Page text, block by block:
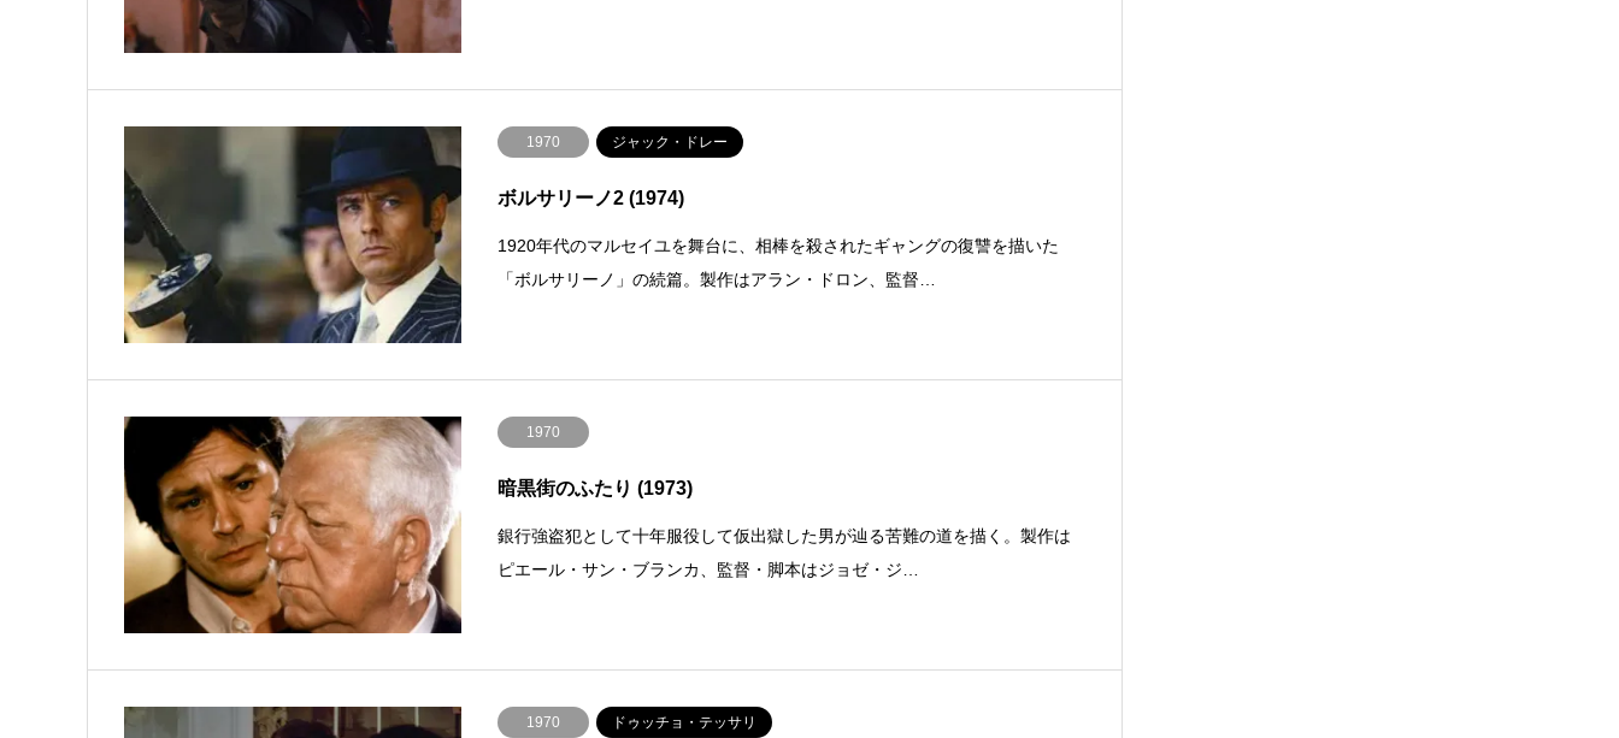
1970 ジャック・ドレー
ボルサリーノ2 (1974)
1920年代のマルセイユを舞台に、相棒を殺されたギャングの復讐を描いた
「ボルサリーノ」の続篇。製作はアラン・ドロン、監督…
1970
暗黒街のふたり (1973)
銀行強盗犯として十年服役して仮出獄した男が辿る苦難の道を描く。製作は
ピエール・サン・ブランカ、監督・脚本はジョゼ・ジ…
1970 ドゥッチョ・テッサリ